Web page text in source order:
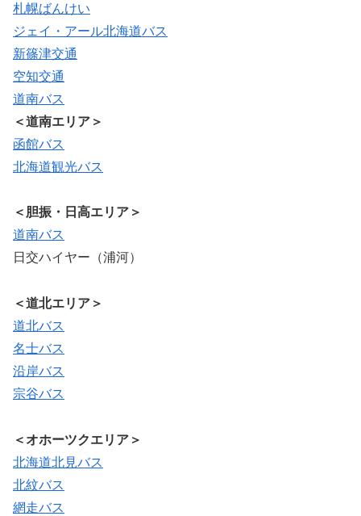
札幌ばんけい
ジェイ・アール北海道バス
新篠津交通
空知交通
道南バス
＜道南エリア＞
函館バス
北海道観光バス
＜胆振・日高エリア＞
道南バス
日交ハイヤー（浦河）
＜道北エリア＞
道北バス
名士バス
沿岸バス
宗谷バス
＜オホーツクエリア＞
北海道北見バス
北紋バス
網走バス